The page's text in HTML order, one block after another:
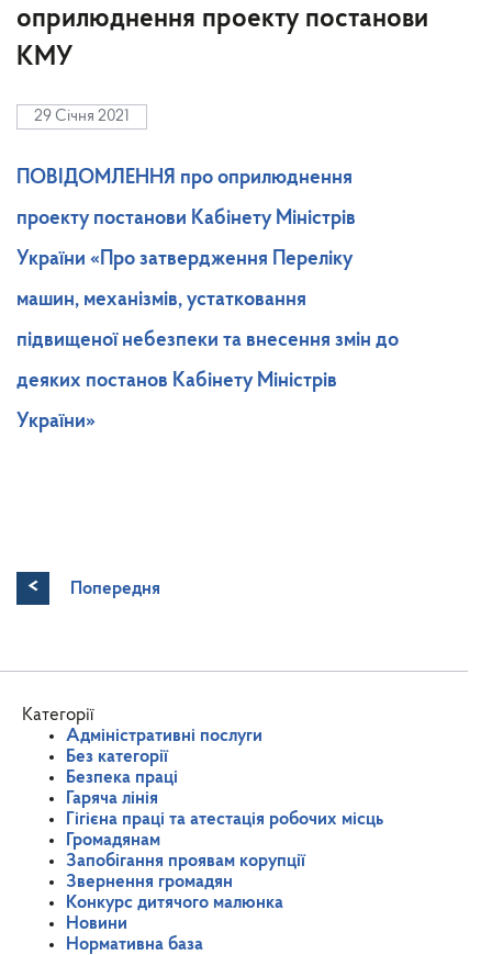
оприлюднення проекту постанови
КМУ
29 Січня 2021
ПОВІДОМЛЕННЯ про оприлюднення
проекту постанови Кабінету Міністрів
України «Про затвердження Переліку
машин, механізмів, устатковання
підвищеної небезпеки та внесення змін до
деяких постанов Кабінету Міністрів
України»
< Попередня
Категорії
Адміністративні послуги
Без категорії
Безпека праці
Гаряча лінія
Гігієна праці та атестація робочих місць
Громадянам
Запобігання проявам корупції
Звернення громадян
Конкурс дитячого малюнка
Новини
Нормативна база